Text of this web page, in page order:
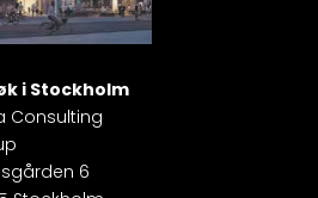
i Stockholm
Consulting
6